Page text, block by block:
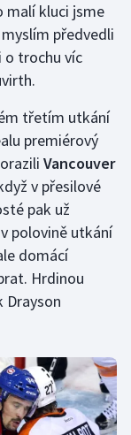
malí kluci jsme
předvedli
o trochu víc
třetím utkání
premiérový
Vancouver
v přesilové
pak už
polovině utkání
domácí
Hrdinou
Drayson